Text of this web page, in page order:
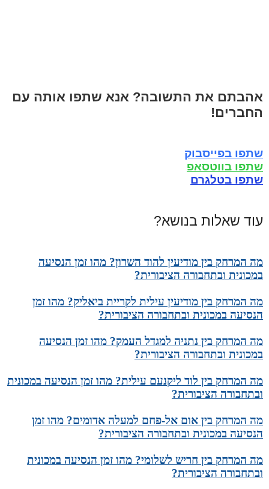
אהבתם את התשובה? אנא שתפו אותה עם
החברים!
שתפו בפייסבוק
שתפו בווטסאפ
שתפו בטלגרם
עוד שאלות בנושא?
מה המרחק בין מודיעין להוד השרון? מהו זמן הנסיעה
במכונית ובתחבורה הציבורית?
מה המרחק בין מודיעין עילית לקריית ביאליק? מהו זמן
הנסיעה במכונית ובתחבורה הציבורית?
מה המרחק בין נתניה למגדל העמק? מהו זמן הנסיעה
במכונית ובתחבורה הציבורית?
מה המרחק בין לוד ליקנעם עילית? מהו זמן הנסיעה במכונית
ובתחבורה הציבורית?
מה המרחק בין אום אל-פחם למעלה אדומים? מהו זמן
הנסיעה במכונית ובתחבורה הציבורית?
מה המרחק בין חריש לשלומי? מהו זמן הנסיעה במכונית
ובתחבורה הציבורית?